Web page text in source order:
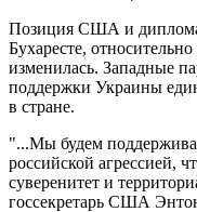
Позиция США и
Бухаресте,
изменилась. Западные
поддержки Украины
в стране.
"...Мы будем
российской агрессией,
суверенитет и
госсекретарь США